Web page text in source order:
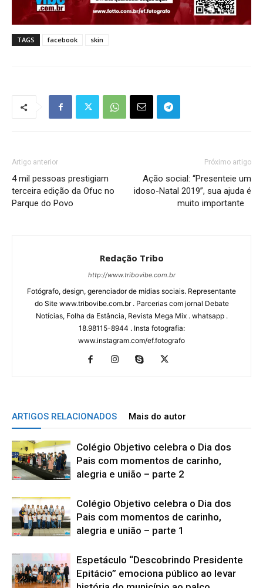
TAGS facebook skin
Artigo anterior
4 mil pessoas prestigiam
terceira edição da Ofuc no
Parque do Povo
Próximo artigo
Ação social: “Presenteie um
idoso-Natal 2019”, sua ajuda é
muito importante
Redação Tribo
http://www.tribovibe.com.br
Fotógrafo, design, gerenciador de mídias sociais. Representante
do Site www.tribovibe.com.br . Parcerias com jornal Debate
Notícias, Folha da Estância, Revista Mega Mix . whatsapp .
18.98115-8944 . Insta fotografia:
www.instagram.com/ef.fotografo
ARTIGOS RELACIONADOS Mais do autor
Colégio Objetivo celebra o Dia dos
Pais com momentos de carinho,
alegria e união – parte 2
Colégio Objetivo celebra o Dia dos
Pais com momentos de carinho,
alegria e união – parte 1
Espetáculo “Descobrindo Presidente
Epitácio” emociona público ao levar